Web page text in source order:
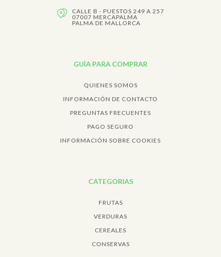
CALLE B - PUESTOS 249 A 257
07007 MERCAPALMA
PALMA DE MALLORCA
GUÍA PARA COMPRAR
QUIENES SOMOS
INFORMACIÓN DE CONTACTO
PREGUNTAS FRECUENTES
PAGO SEGURO
INFORMACIÓN SOBRE COOKIES
CATEGORIAS
FRUTAS
VERDURAS
CEREALES
CONSERVAS